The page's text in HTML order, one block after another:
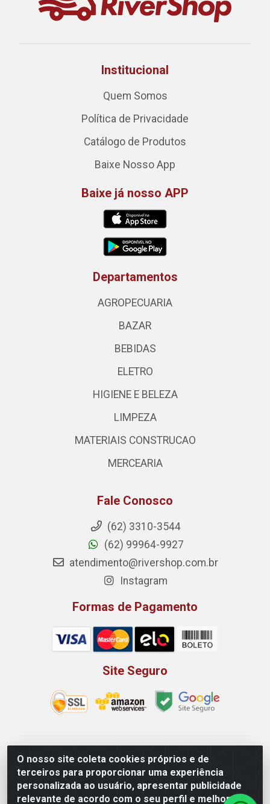
O nosso site coleta cookies próprios e de
terceiros para proporcionar uma experiência
personalizada ao usuário, apresentar publicidade
relevante de acordo com o seu perfil e melhorar a
Institucional
Quem Somos
Política de Privacidade
Catálogo de Produtos
Baixe Nosso App
Baixe já nosso APP
Departamentos
AGROPECUARIA
BAZAR
BEBIDAS
ELETRO
HIGIENE E BELEZA
LIMPEZA
MATERIAIS CONSTRUCAO
MERCEARIA
Fale Conosco
(62) 3310-3544
(62) 99964-9927
atendimento@rivershop.com.br
Instagram
Formas de Pagamento
Site Seguro
Rio Vermelho Distribuição de Alimentos LTDA - Rodovia
BR, 153, KM 52 N 00 QD 00 LT 16 - Bairro Jardim
Eldorado, Anápolis/GO - CEP 75.045-190 - CNPJ
10.912.900/0002-40